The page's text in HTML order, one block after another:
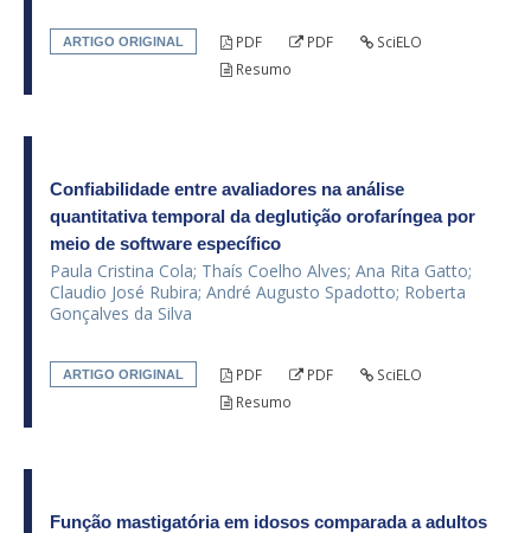
ARTIGO ORIGINAL PDF PDF
SciELO
Resumo
Confiabilidade entre avaliadores na análise
quantitativa temporal da deglutição orofaríngea por
meio de software específico
Paula Cristina Cola; Thaís Coelho Alves; Ana Rita Gatto;
Claudio José Rubira; André Augusto Spadotto; Roberta
Gonçalves da Silva
ARTIGO ORIGINAL PDF PDF
SciELO
Resumo
Função mastigatória em idosos comparada a adultos